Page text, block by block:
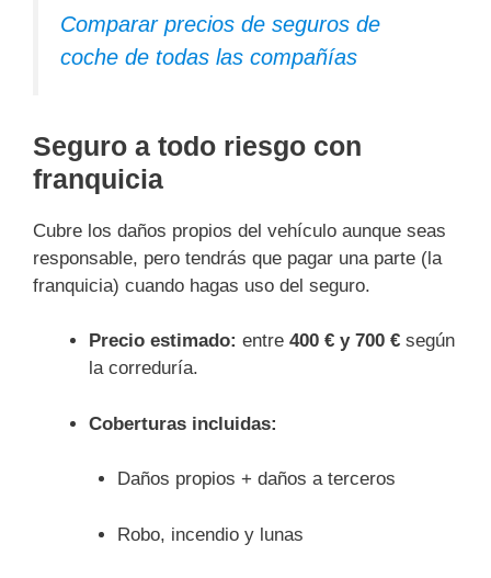
Comparar precios de seguros de
coche de todas las compañías
Seguro a todo riesgo con
franquicia
Cubre los daños propios del vehículo aunque seas
responsable, pero tendrás que pagar una parte (la
franquicia) cuando hagas uso del seguro.
Precio estimado: entre 400 € y 700 € según
la correduría.
Coberturas incluidas:
Daños propios + daños a terceros
Robo, incendio y lunas